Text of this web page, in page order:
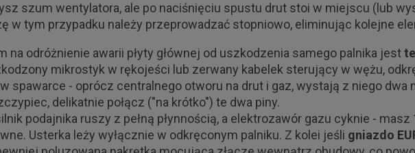
szum wentylatora, ale po naciśnięciu spustu drut stoi w miejscu (lub
w tym przypadku należy przeprowadzać stopniowo, eliminując kolejne
odróżnienie awarii płyty głównej od uszkodzenia samego palnika jest
mikrostyk w rękojeści lub zerwany kabelek sterujący w wężu,
spawarce - oprócz centralnego otworu na drut i gaz, wystają z niego dwa
delikatnie połącz ("na krótko") te dwa piny.
podajnika ruszy z pełną płynnością, a elektrozawór gazu cyknie - masz
Usterka leży wyłącznie w odkręconym palniku. Z kolei jeśli gniazdo